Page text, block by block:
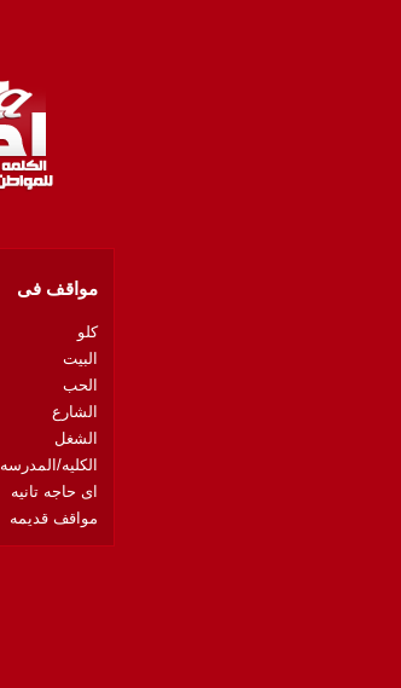
مواقف فى
كلو
البيت
الحب
الشارع
الشغل
الكليه/المدرسه
اى حاجه تانيه
مواقف قديمه